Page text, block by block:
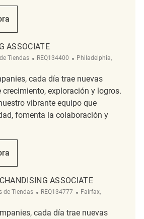
Associate REQ128003
Associate
ASSOCIATE
Tiendas ReqId
REQ134400 Ubicación
Philadelphia,
cada día trae nuevas
exploración y logros.
vibrante equipo que
fomenta la colaboración y
Associate REQ134400
Associate
ASSOCIATE
de Tiendas ReqId
REQ134777 Ubicación
Fairfax,
cada día trae nuevas